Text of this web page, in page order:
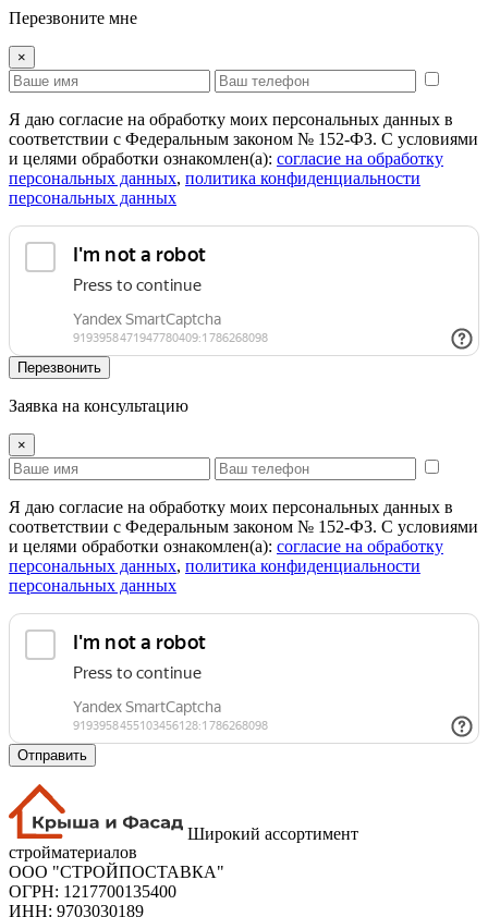
Перезвоните мне
×
Я даю согласие на обработку моих персональных данных в
соответствии с Федеральным законом № 152-ФЗ. С условиями
и целями обработки ознакомлен(а): cогласие на обработку
персональных данных, политика конфиденциальности
персональных данных
Перезвонить
Заявка на консультацию
×
Я даю согласие на обработку моих персональных данных в
соответствии с Федеральным законом № 152-ФЗ. С условиями
и целями обработки ознакомлен(а): cогласие на обработку
персональных данных, политика конфиденциальности
персональных данных
Отправить
Широкий ассортимент
стройматериалов
ООО "СТРОЙПОСТАВКА"
ОГРН: 1217700135400
ИНН: 9703030189